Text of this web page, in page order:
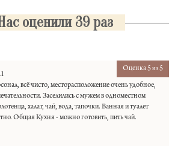
оценили 39 раз
Оценка 5из5
всё чисто, месторасположение очень удобное,
Заселились с мужем в одноместном
халат, чай, вода, тапочки. Ванная и туалет
Общая Кухня - можно готовить, пить чай.